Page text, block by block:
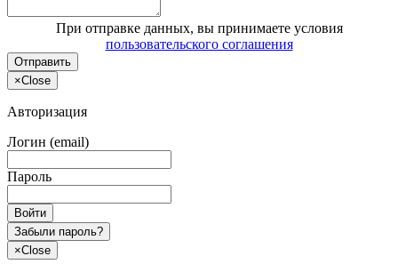
При отправке данных, вы принимаете условия
пользовательского соглашения
Отправить
×Close
Авторизация
Логин (email)
Пароль
Войти
Забыли пароль?
×Close